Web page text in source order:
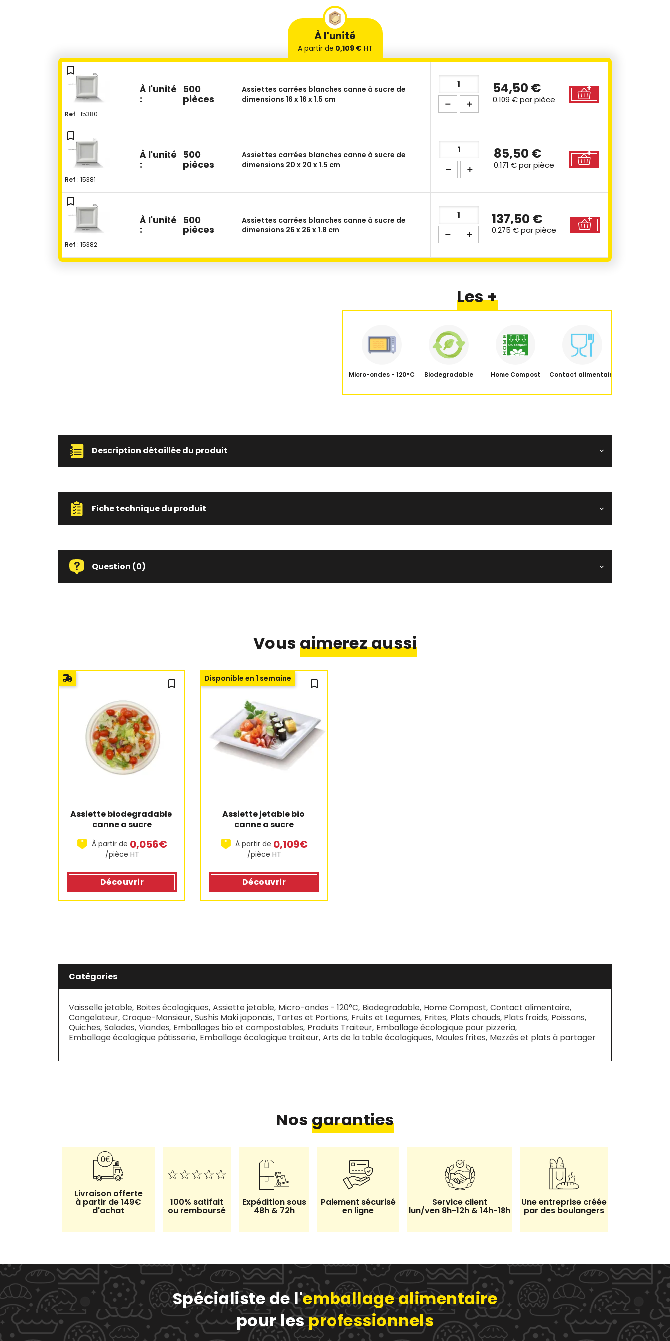
À l'unité
A partir de 0,109 €HT
bookmark_outline
Ref : 15380
À l'unité
:
500
pièces
Assiettes carrées blanches canne à sucre de
dimensions 16 x 16 x 1.5 cm
54,50 €
0.109 €par pièce
bookmark_outline
Ref : 15381
À l'unité
:
500
pièces
Assiettes carrées blanches canne à sucre de
dimensions 20 x 20 x 1.5 cm
85,50 €
0.171 €par pièce
bookmark_outline
Ref : 15382
À l'unité
:
500
pièces
Assiettes carrées blanches canne à sucre de
dimensions 26 x 26 x 1.8 cm
137,50 €
0.275 €par pièce
Les +
Micro-ondes - 120°C Biodegradable Home Compost Contact alimentaire
Description détaillée du produit
Fiche technique du produit
Question (0)
Vousaimerez aussi
bookmark_outline
Assiette biodegradable
canne a sucre
À partir de 0,056€
/pièce HT
Découvrir
bookmark_outline
Assiette jetable bio
canne a sucre
À partir de 0,109€
/pièce HT
Disponible en 1 semaine
Découvrir
Catégories
Vaisselle jetable, Boites écologiques, Assiette jetable, Micro-ondes - 120°C, Biodegradable, Home Compost, Contact alimentaire,
Congelateur, Croque-Monsieur, Sushis Maki japonais, Tartes et Portions, Fruits et Legumes, Frites, Plats chauds, Plats froids, Poissons,
Quiches, Salades, Viandes, Emballages bio et compostables, Produits Traiteur, Emballage écologique pour pizzeria,
Emballage écologique pâtisserie, Emballage écologique traiteur, Arts de la table écologiques, Moules frites, Mezzés et plats à partager
Nosgaranties
Livraison offerte
à partir de 149€
d'achat
100% satifait
ou remboursé
Expédition sous
48h & 72h
Paiement sécurisé
en ligne
Service client
lun/ven 8h-12h & 14h-18h
Une entreprise créée
par des boulangers
Spécialiste de l'emballage alimentaire
pour lesprofessionnels